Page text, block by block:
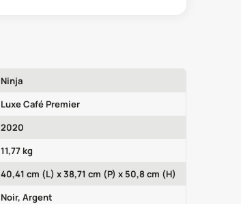
Ninja
Luxe Café Premier
2020
11,77 kg
40,41 cm (L) x 38,71 cm (P) x 50,8 cm (H)
Noir, Argent